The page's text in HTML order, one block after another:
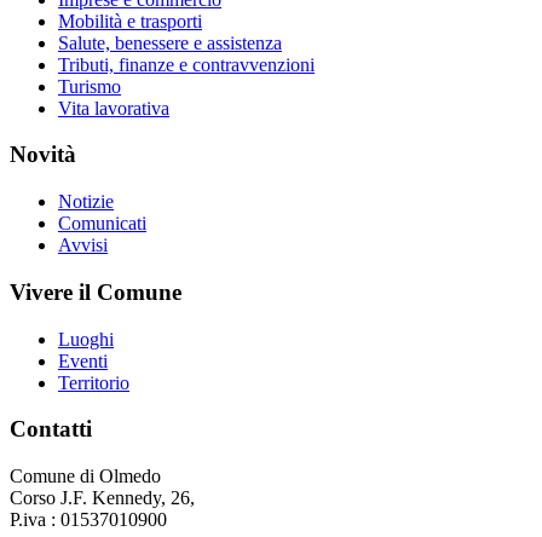
Mobilità e trasporti
Salute, benessere e assistenza
Tributi, finanze e contravvenzioni
Turismo
Vita lavorativa
Novità
Notizie
Comunicati
Avvisi
Vivere il Comune
Luoghi
Eventi
Territorio
Contatti
Comune di Olmedo
Corso J.F. Kennedy, 26,
P.iva : 01537010900